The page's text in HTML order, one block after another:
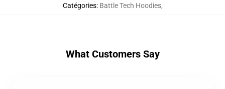
Catégories: Battle Tech Hoodies,
What Customers Say